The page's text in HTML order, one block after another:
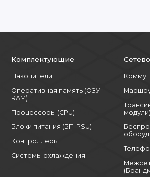
Преимущества модели:
- Оптимальная
стандартных бизнес-
- Гибкость хранения –
накопителей;
-
- Простота
Комплектующие
Накопители
Оперативная память (ОЗУ-
RAM)
Процессоры (CPU)
Блоки питания (БП-PSU)
Контроллеры
Системы охлаждения
модули)